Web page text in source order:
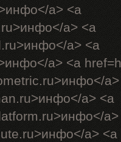
a> <a
a> <a
a> <a
a> <a
a> <a
a>
a> <a